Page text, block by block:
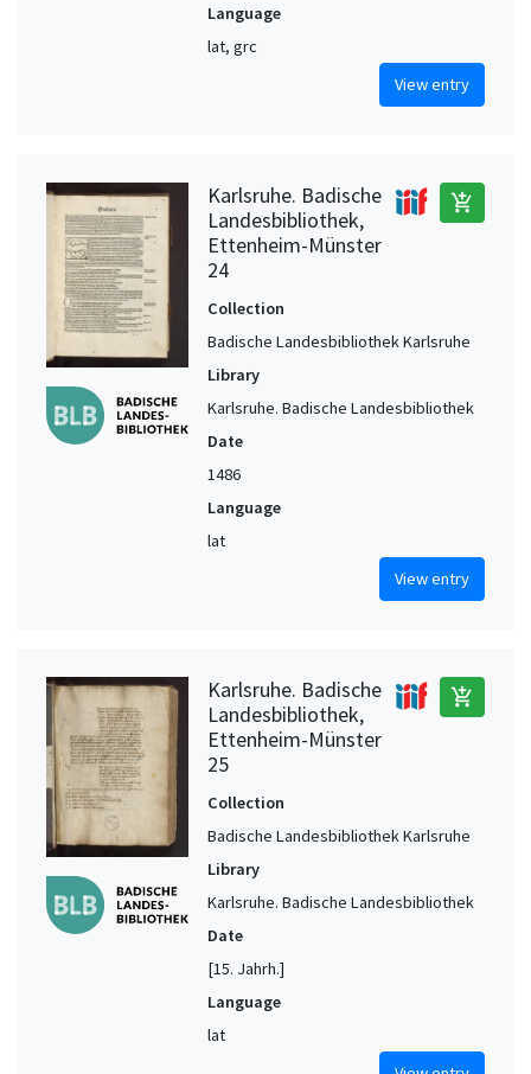
Language
lat, grc
View entry
Karlsruhe. Badische
Landesbibliothek,
Ettenheim-Münster
24
add_shopping_cart
Collection
Badische Landesbibliothek Karlsruhe
Library
Karlsruhe. Badische Landesbibliothek
Date
1486
Language
lat
View entry
Karlsruhe. Badische
Landesbibliothek,
Ettenheim-Münster
25
add_shopping_cart
Collection
Badische Landesbibliothek Karlsruhe
Library
Karlsruhe. Badische Landesbibliothek
Date
[15. Jahrh.]
Language
lat